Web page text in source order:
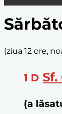
(ziua 12 ore,
1 D Sf.
(a